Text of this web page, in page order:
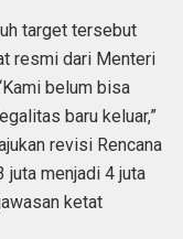
target tersebut
resmi dari Menteri
belum bisa
baru keluar,”
revisi Rencana
juta menjadi 4 juta
ketat